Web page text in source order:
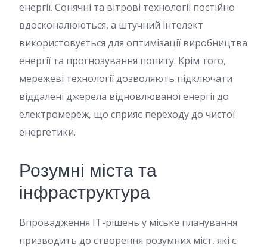
енергії. Сонячні та вітрові технології постійно
вдосконалюються, а штучний інтелект
використовується для оптимізації виробництва
енергії та прогнозування попиту. Крім того,
мережеві технології дозволяють підключати
віддалені джерела відновлюваної енергії до
електромереж, що сприяє переходу до чистої
енергетики.
Розумні міста та
інфраструктура
Впровадження IT-рішень у міське планування
призводить до створення розумних міст, які є